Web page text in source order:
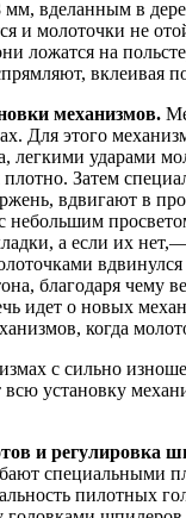
вделанным в
и молоточки не
ложатся на
вклеивая
механизмов.
Для этого
легкими ударами
плотно. Затем
вдвигают в
а если их
благодаря чему
идет о новых
когда
с сильно
установку
и регулировка
специальными
пилотных